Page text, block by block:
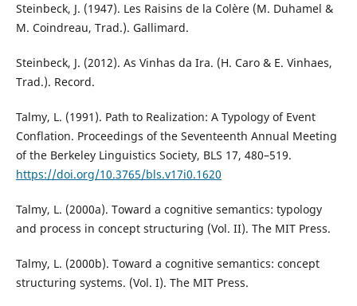
Steinbeck, J. (1947). Les Raisins de la Colère (M. Duhamel &
M. Coindreau, Trad.). Gallimard.
Steinbeck, J. (2012). As Vinhas da Ira. (H. Caro & E. Vinhaes,
Trad.). Record.
Talmy, L. (1991). Path to Realization: A Typology of Event
Conflation. Proceedings of the Seventeenth Annual Meeting
of the Berkeley Linguistics Society, BLS 17, 480–519.
https://doi.org/10.3765/bls.v17i0.1620
Talmy, L. (2000a). Toward a cognitive semantics: typology
and process in concept structuring (Vol. II). The MIT Press.
Talmy, L. (2000b). Toward a cognitive semantics: concept
structuring systems. (Vol. I). The MIT Press.